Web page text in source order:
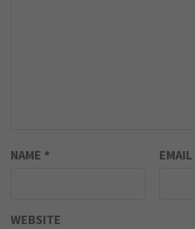
NAME * EMAIL
WEBSITE